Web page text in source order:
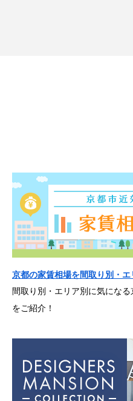
京都の家賃相場を間取り別・エ
間取り別・エリア別に気にな
をご紹介！